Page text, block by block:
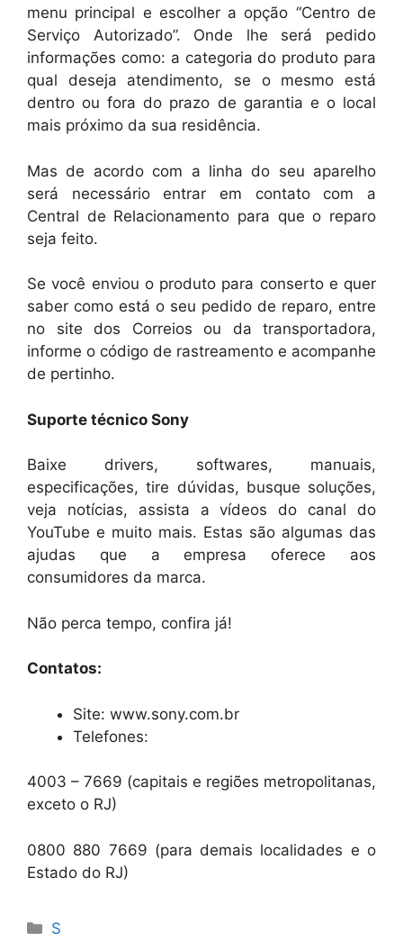
menu principal e escolher a opção “Centro de
Serviço Autorizado”. Onde lhe será pedido
informações como: a categoria do produto para
qual deseja atendimento, se o mesmo está
dentro ou fora do prazo de garantia e o local
mais próximo da sua residência.
Mas de acordo com a linha do seu aparelho
será necessário entrar em contato com a
Central de Relacionamento para que o reparo
seja feito.
Se você enviou o produto para conserto e quer
saber como está o seu pedido de reparo, entre
no site dos Correios ou da transportadora,
informe o código de rastreamento e acompanhe
de pertinho.
Suporte técnico Sony
Baixe drivers, softwares, manuais,
especificações, tire dúvidas, busque soluções,
veja notícias, assista a vídeos do canal do
YouTube e muito mais. Estas são algumas das
ajudas que a empresa oferece aos
consumidores da marca.
Não perca tempo, confira já!
Contatos:
Site: www.sony.com.br
Telefones:
4003 – 7669 (capitais e regiões metropolitanas,
exceto o RJ)
0800 880 7669 (para demais localidades e o
Estado do RJ)
Categorias
S